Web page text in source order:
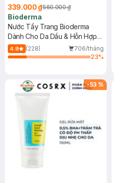
339.000 ₫560.000 ₫
Bioderma
Nước Tẩy Trang Bioderma
Dành Cho Da Dầu & Hỗn Hợp
500ml
4.9 (228)
706/tháng
23%
-53 %